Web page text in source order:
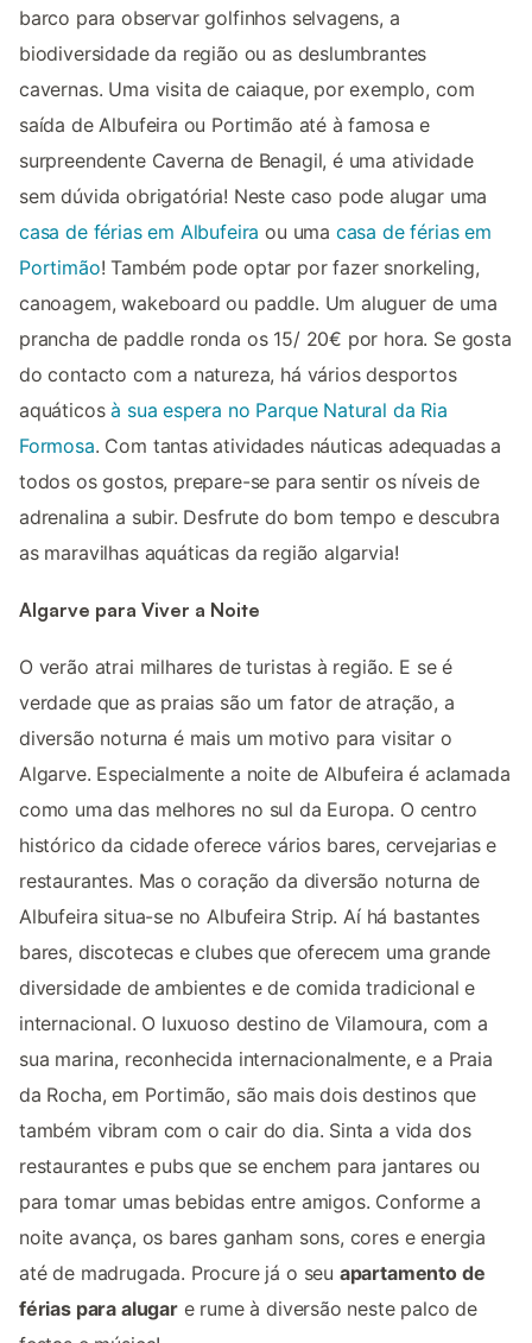
barco para observar golfinhos selvagens, a
biodiversidade da região ou as deslumbrantes
cavernas. Uma visita de caiaque, por exemplo, com
saída de Albufeira ou Portimão até à famosa e
surpreendente Caverna de Benagil, é uma atividade
sem dúvida obrigatória! Neste caso pode alugar uma
casa de férias em Albufeira ou uma casa de férias em
Portimão! Também pode optar por fazer snorkeling,
canoagem, wakeboard ou paddle. Um aluguer de uma
prancha de paddle ronda os 15/ 20€ por hora. Se gosta
do contacto com a natureza, há vários desportos
aquáticosà sua espera no Parque Natural da Ria
Formosa. Com tantas atividades náuticas adequadas a
todos os gostos, prepare-se para sentir os níveis de
adrenalina a subir. Desfrute do bom tempo e descubra
as maravilhas aquáticas da região algarvia!
Algarve para Viver a Noite
O verão atrai milhares de turistas à região. E se é
verdade que as praias são um fator de atração, a
diversão noturna é mais um motivo para visitar o
Algarve. Especialmente a noite de Albufeira é aclamada
como uma das melhores no sul da Europa. O centro
histórico da cidade oferece vários bares, cervejarias e
restaurantes. Mas o coração da diversão noturna de
Albufeira situa-se no Albufeira Strip. Aí há bastantes
bares, discotecas e clubes que oferecem uma grande
diversidade de ambientes e de comida tradicional e
internacional. O luxuoso destino de Vilamoura, com a
sua marina, reconhecida internacionalmente, e a Praia
da Rocha, em Portimão, são mais dois destinos que
também vibram com o cair do dia. Sinta a vida dos
restaurantes e pubs que se enchem para jantares ou
para tomar umas bebidas entre amigos. Conforme a
noite avança, os bares ganham sons, cores e energia
até de madrugada. Procure já o seu apartamento de
férias para alugare rume à diversão neste palco de